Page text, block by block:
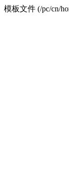
模板文件 (/pc/cn/